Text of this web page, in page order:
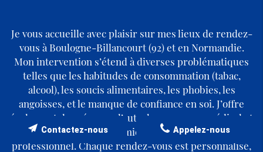
Je vous accueille avec plaisir sur mes lieux de rendez-
vous à Boulogne-Billancourt (92) et en Normandie.
Mon intervention s’étend à diverses problématiques
telles que les habitudes de consommation (tabac,
alcool), les soucis alimentaires, les phobies, les
angoisses, et le manque de confiance en soi. J’offre
également des séances d’auto-hypnose non médical et
de coaching pour un mieux-être personnel et
professionnel. Chaque rendez-vous est personnalisé,
Appelez-nous
Contactez-nous